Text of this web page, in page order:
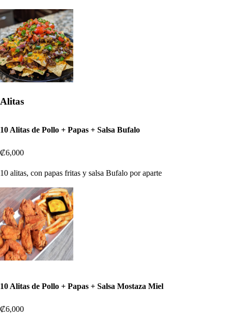
Alitas
10 Alitas de Pollo + Papas + Salsa Bufalo
₡6,000
10 alitas, con papas fritas y salsa Bufalo por aparte
10 Alitas de Pollo + Papas + Salsa Mostaza Miel
₡6,000